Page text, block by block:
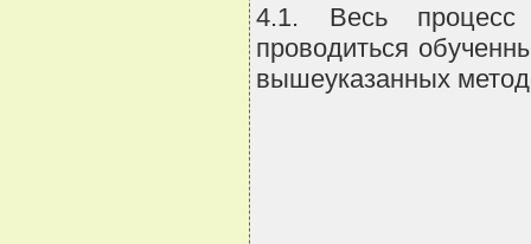
4.1. Весь процесс
проводиться
вышеуказанных